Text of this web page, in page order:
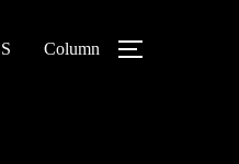
Column